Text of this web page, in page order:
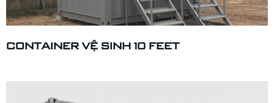
CONTAINER VỆ SINH 10 FEET